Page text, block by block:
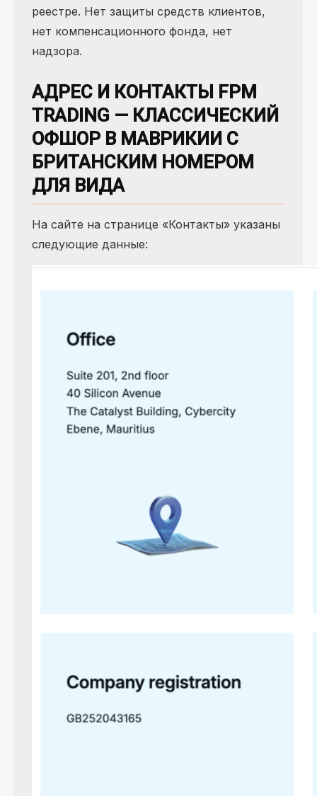
реестре. Нет защиты средств клиентов,
нет компенсационного фонда, нет
надзора.
АДРЕС И КОНТАКТЫ FPM
TRADING — КЛАССИЧЕСКИЙ
ОФШОР В МАВРИКИИ С
БРИТАНСКИМ НОМЕРОМ
ДЛЯ ВИДА
На сайте на странице «Контакты» указаны
следующие данные: